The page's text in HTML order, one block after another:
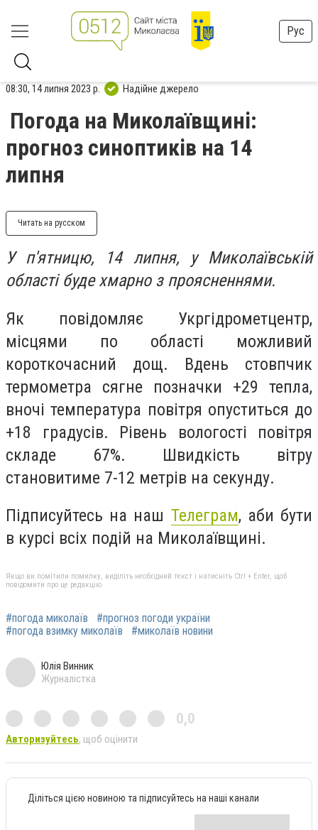
Рус
08:30, 14 липня 2023 р. Надійне джерело
Погода на Миколаївщині:
прогноз синоптиків на 14
липня
Читать на русском
У п'ятницю, 14 липня, у Миколаївській
області буде хмарно з проясненнями.
Як повідомляє Укргідрометцентр,
місцями по області можливий
короткочасний дощ. Вдень стовпчик
термометра сягне позначки +29 тепла,
вночі температура повітря опуститься до
+18 градусів. Рівень вологості повітря
складе 67%. Швидкість вітру
становитиме 7-12 метрів на секунду.
Підписуйтесь на наш Телеграм, аби бути
в курсі всіх подій на Миколаївщині.
Якщо ви помітили помилку, виділіть необхідний текст і натисніть Ctrl + Enter, щоб
повідомити про це редакцію
#погода миколаїв
#прогноз погоди україни
#погода взимку миколаїв
#миколаїв новини
Юлія Винник
Журналістка
0,0
Авторизуйтесь, щоб оцінити
Діліться цією новиною та підписуйтесь на наші канали